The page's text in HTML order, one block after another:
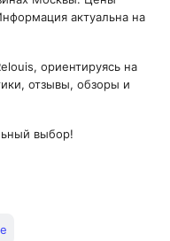
актуальна на
ориентируясь на
отзывы, обзоры и
выбор!